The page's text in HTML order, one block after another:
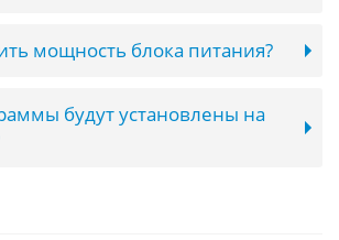
мощность блока питания?
будут установлены на